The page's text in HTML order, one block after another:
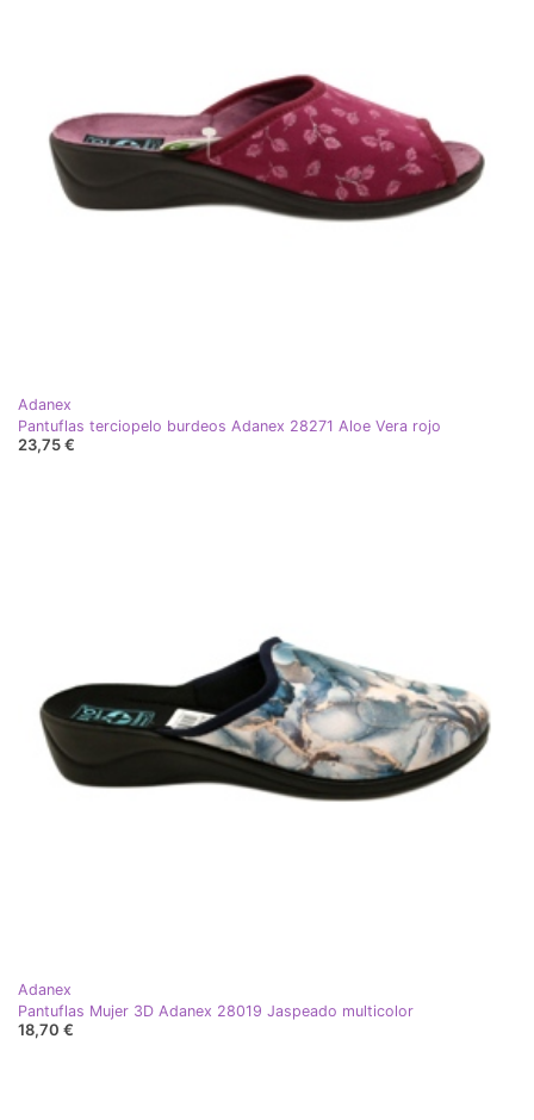
Adanex
Pantuflas terciopelo burdeos Adanex 28271 Aloe Vera rojo
23,75 €
Adanex
Pantuflas Mujer 3D Adanex 28019 Jaspeado multicolor
18,70 €